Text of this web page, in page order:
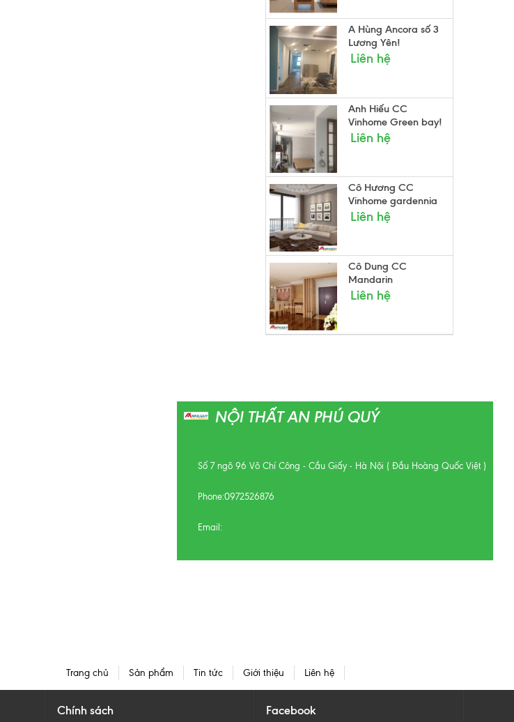
A Hùng Ancora số 3
Lương Yên!
Liên hệ
Anh Hiếu CC
Vinhome Green bay!
Liên hệ
Cô Hương CC
Vinhome gardennia
Liên hệ
Cô Dung CC
Mandarin
Liên hệ
NỘI THẤT AN PHÚ QUÝ
Số 7 ngõ 96 Võ Chí Công - Cầu Giấy - Hà Nội ( Đầu Hoàng Quốc Việt )
Phone:0972526876
Email:
Trang chủ Sản phẩm Tin tức Giới thiệu Liên hệ
Chính sách Facebook